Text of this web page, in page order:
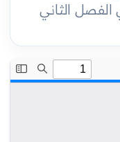
الفصل الثاني